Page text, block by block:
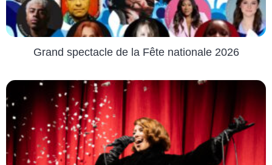
Grand spectacle de la Fête nationale 2026